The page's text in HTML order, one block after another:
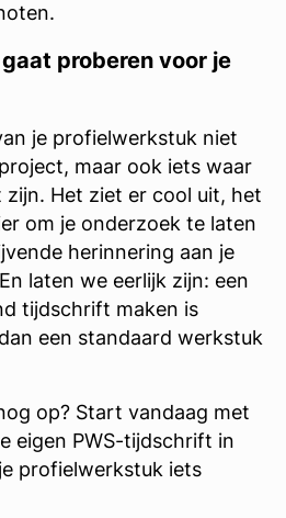
proberen voor je
je profielwerkstuk niet
maar ook iets waar
Het ziet er cool uit, het
om je onderzoek te laten
herinnering aan je
laten we eerlijk zijn: een
tijdschrift maken is
een standaard werkstuk
op? Start vandaag met
eigen PWS-tijdschrift in
profielwerkstuk iets